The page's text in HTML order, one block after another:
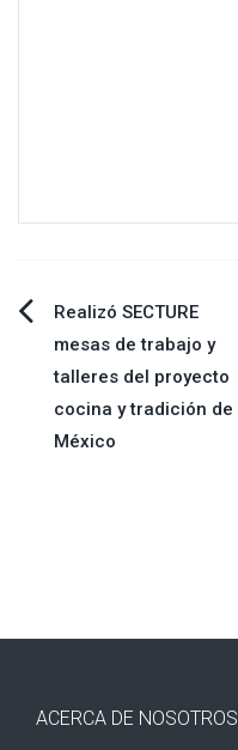
Navegación
de
entradas
Realizó SECTURE
mesas de trabajo y
talleres del proyecto
cocina y tradición de
México
ACERCA DE NOSOTROS